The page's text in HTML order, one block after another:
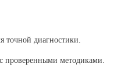
точной диагностики.
проверенными методиками.